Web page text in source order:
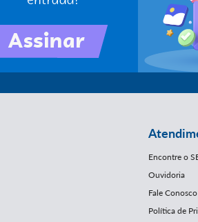
Encontre o
Ouvidoria
Fale Conosco
Política de